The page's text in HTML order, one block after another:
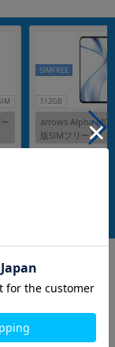
512GB
SIMFREE
arrows Alpha
版SIMフリー】